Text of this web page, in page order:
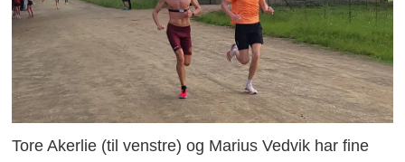
Tore Akerlie (til venstre) og Marius Vedvik har fine